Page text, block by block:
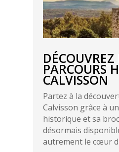
PARCOURS
CALVISSON
Partez à la
Calvisson grâce à
historique et sa
désormais
autrement le cœur